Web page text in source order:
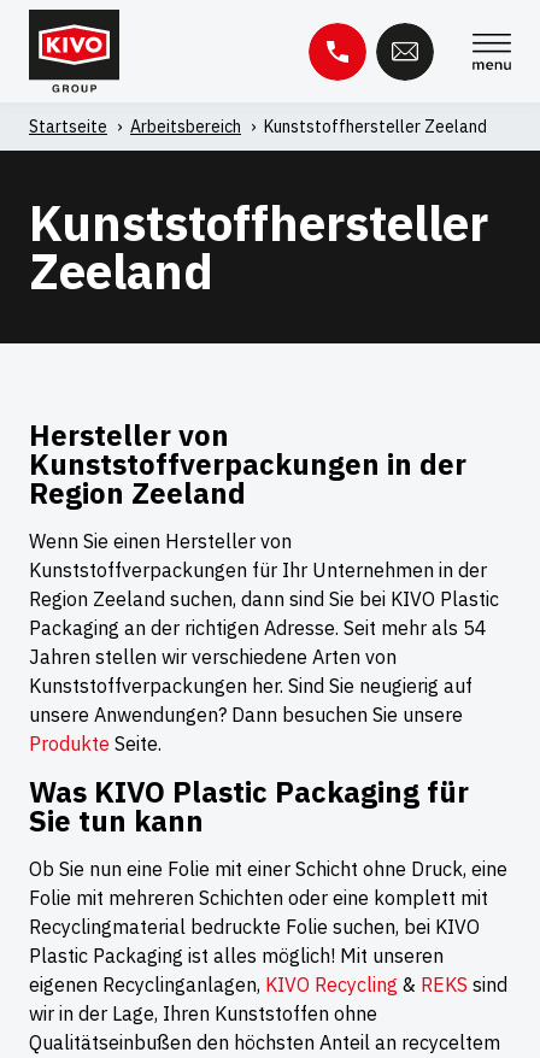
Zum
Inhalt
springen
Suche
Wissensbasis Kontakt
Startseite ' Arbeitsbereich ' Kunststoffhersteller Zeeland
Kunststoffhersteller
Zeeland
Hersteller von
Kunststoffverpackungen in der
Region Zeeland
Wenn Sie einen Hersteller von
Kunststoffverpackungen für Ihr Unternehmen in der
Region Zeeland suchen, dann sind Sie bei KIVO Plastic
Packaging an der richtigen Adresse. Seit mehr als 54
Jahren stellen wir verschiedene Arten von
Kunststoffverpackungen her. Sind Sie neugierig auf
unsere Anwendungen? Dann besuchen Sie unsere
Produkte Seite.
Was KIVO Plastic Packaging für
Sie tun kann
Ob Sie nun eine Folie mit einer Schicht ohne Druck, eine
Folie mit mehreren Schichten oder eine komplett mit
Recyclingmaterial bedruckte Folie suchen, bei KIVO
Plastic Packaging ist alles möglich! Mit unseren
eigenen Recyclinganlagen, KIVO Recycling & REKS sind
wir in der Lage, Ihren Kunststoffen ohne
Qualitätseinbußen den höchsten Anteil an recyceltem